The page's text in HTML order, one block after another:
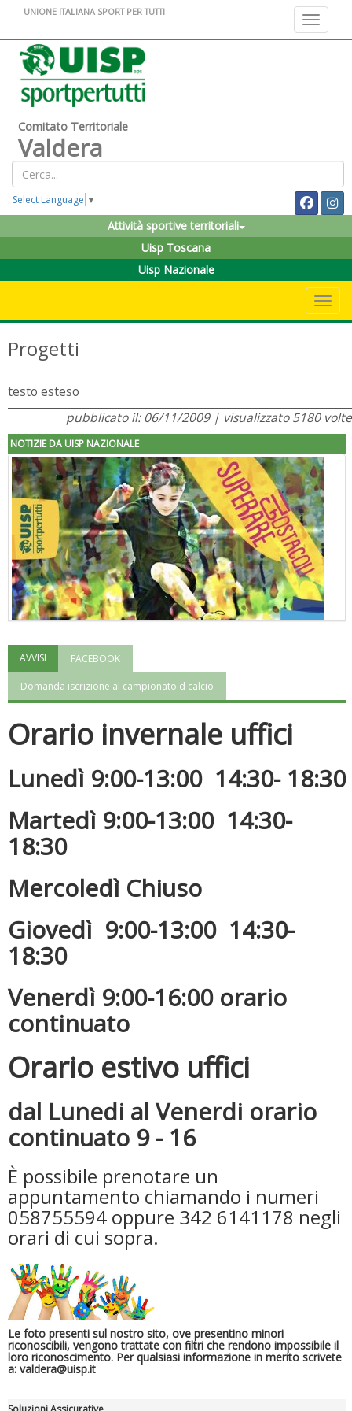
Toggle
UNIONE ITALIANA SPORT PER TUTTI
Comitato Territoriale
Valdera
Select Language ▼
Attività sportive territoriali
Uisp Toscana
Uisp Nazionale
Progetti
testo esteso
pubblicato il: 06/11/2009 | visualizzato 5180 volte
NOTIZIE DA UISP NAZIONALE
"Superare gli ostacoli": la relazione di Tiziano Pesce al CN Uisp
Luglio 2026: "Pensando con i piedi, si possono fare le
rivoluzioni"
Tiziano Pesce a Radio InBlu2000 traccia il bilancio della stagione
Ddl Lobby, Uisp: “Il Parlamento valorizzi le nostre specificità"
AVVISI FACEBOOK
Domanda iscrizione al campionato d calcio
Orario invernale uffici
Lunedì 9:00-13:00 14:30- 18:30
Martedì 9:00-13:00 14:30-
18:30
Mercoledì Chiuso
Giovedì 9:00-13:00 14:30-
18:30
Venerdì 9:00-16:00 orario
continuato
Orario estivo uffici
dal Lunedi al Venerdi orario
continuato 9 - 16
È possibile prenotare un
appuntamento chiamando i numeri
058755594 oppure 342 6141178 negli
orari di cui sopra.
Le foto presenti sul nostro sito, ove presentino minori
riconoscibili, vengono trattate con filtri che rendono impossibile il
loro riconoscimento. Per qualsiasi informazione in merito scrivete
a: valdera@uisp.it